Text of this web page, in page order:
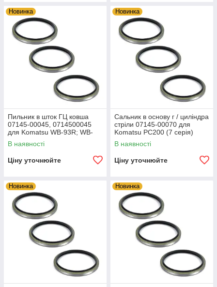
Новинка
Пильник в шток ГЦ ковша
07145-00045, 0714500045
для Komatsu WB-93R; WB-
93S; WB-97R; WB-97S (5
серія)
В наявності
Ціну уточнюйте
Новинка
Сальник в основу г / циліндра
стріли 07145-00070 для
Komatsu PC200 (7 серія)
В наявності
Ціну уточнюйте
Новинка Новинка